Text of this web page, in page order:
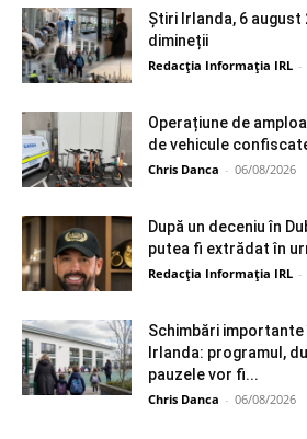
Știri Irlanda, 6 august
dimineții
Redacția Informația IRL -
Operațiune de
de vehicule
Chris Danca - 06/08/2026
După un deceniu în
putea fi extrădat în
Redacția Informația IRL -
Schimbări
Irlanda: programul,
pauzele vor fi...
Chris Danca - 06/08/2026